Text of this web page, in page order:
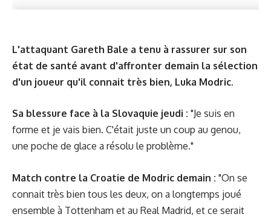
L'attaquant Gareth Bale a tenu à rassurer sur son
état de santé avant d'affronter demain la sélection
d'un joueur qu'il connait très bien, Luka Modric.
Sa blessure face à la Slovaquie jeudi : "Je suis en
forme et je vais bien. C'était juste un coup au genou,
une poche de glace a résolu le problème."
Match contre la Croatie de Modric demain : "On se
connait très bien tous les deux, on a longtemps joué
ensemble à Tottenham et au Real Madrid, et ce serait